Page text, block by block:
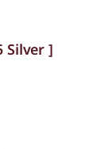
Silver ]